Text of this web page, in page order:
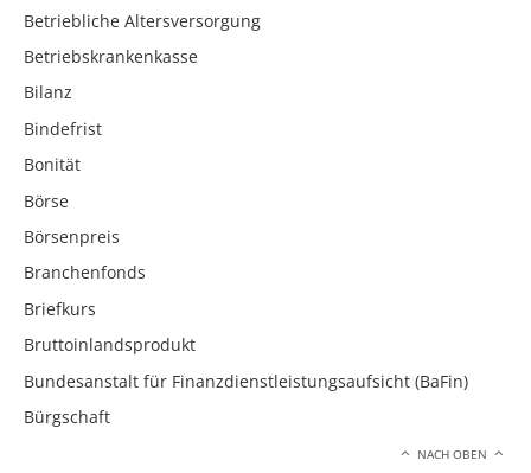
Betriebliche Altersversorgung
Betriebskrankenkasse
Bilanz
Bindefrist
Bonität
Börse
Börsenpreis
Branchenfonds
Briefkurs
Bruttoinlandsprodukt
Bundesanstalt für Finanzdienstleistungsaufsicht (BaFin)
Bürgschaft
NACH OBEN